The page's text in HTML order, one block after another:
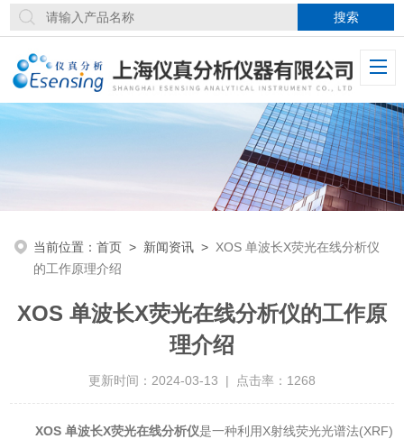
当前位置：首页 > 新闻资讯 > XOS 单波长X荧光在线分析仪
的工作原理介绍
XOS 单波长X荧光在线分析仪的工作原
理介绍
更新时间：2024-03-13 | 点击率：1268
XOS 单波长X荧光在线分析仪是一种利用X射线荧光光谱法(XRF)